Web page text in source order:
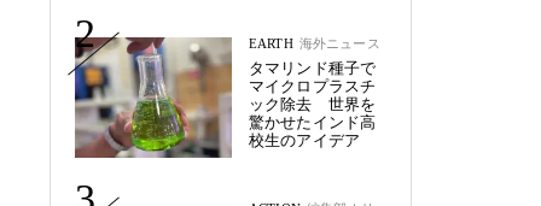
2 EARTH 海外ニュース
タマリンド種子で
マイクロプラスチ
ック除去 世界を
驚かせたインド高
校生のアイデア